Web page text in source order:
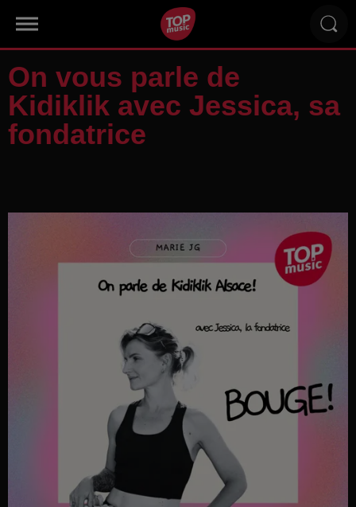
On vous parle de
Kidiklik avec Jessica, sa
fondatrice